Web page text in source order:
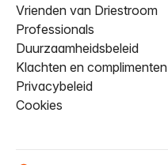
Vrienden van Driestroom
Professionals
Duurzaamheidsbeleid
Klachten en complimenten
Privacybeleid
Cookies